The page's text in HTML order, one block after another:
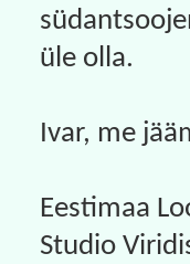
üle olla.
Ivar, me
Eestimaa
Studio